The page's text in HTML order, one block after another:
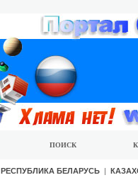
ПОИСК
РЕСПУБЛИКА БЕЛАРУСЬ |